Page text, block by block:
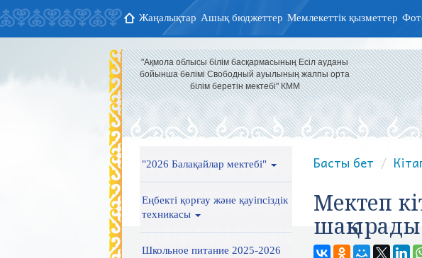
Жаңалықтар Ашық бюджеттер Мемлекеттік қызметтер
"Ақмола облысы білім басқармасының Есіл ауданы
бойынша бөлімі Свободный ауылының жалпы орта
білім беретін мектебі" КММ
"2026 Балақайлар мектебі"
Еңбекті қорғау және қауіпсіздік
техникасы
Школьное питание 2025-2026
Басты бет
Мектеп
шақырады